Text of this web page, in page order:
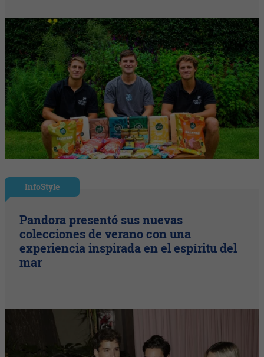
InfoStyle
Pandora presentó sus nuevas
colecciones de verano con una
experiencia inspirada en el espíritu del
mar